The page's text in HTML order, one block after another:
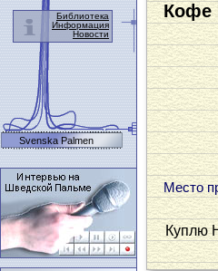
Кофе
Место
Куплю
Библиотека
Информация
Новости
Svenska Palmen